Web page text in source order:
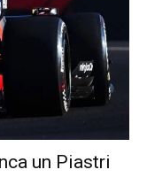
un Piastri